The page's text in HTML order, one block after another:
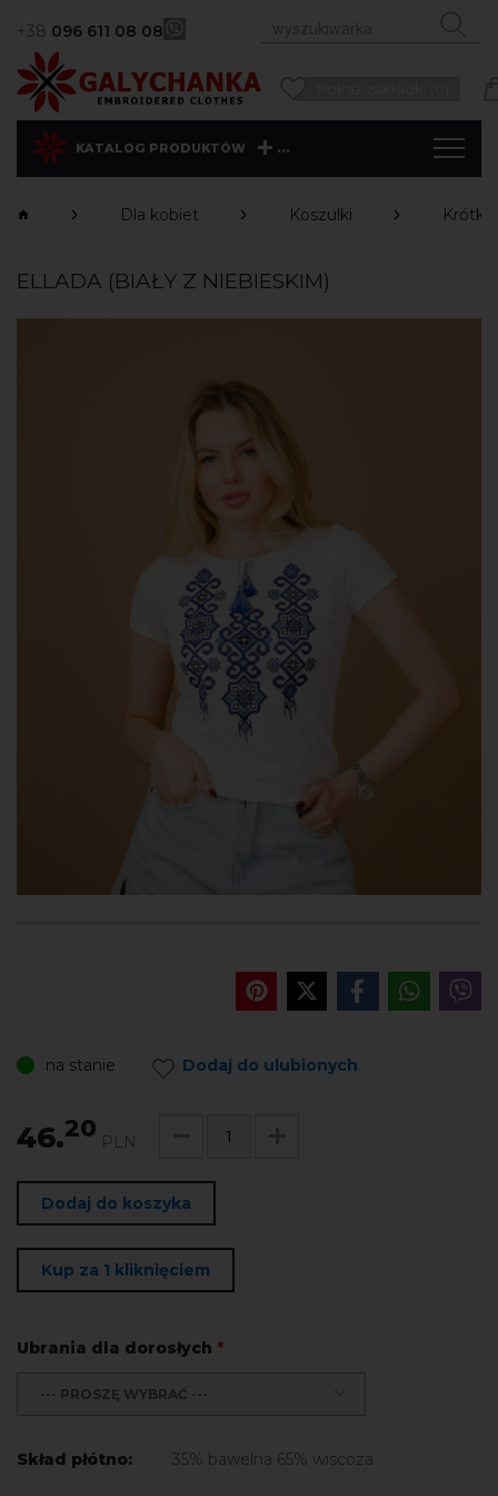
+38 096 611 08 08
KATALOG PRODUKTÓW ...
Dla kobiet Koszulki Krótki
ELLADA (BIAŁY Z NIEBIESKIM)
na stanie Dodaj do ulubionych
46.20 PLN
Dodaj do koszyka
Kup za 1 kliknięciem
Ubrania dla dorosłych *
--- PROSZĘ WYBRAĆ ---
Skład płótno: 35% bawelna 65% wiscoza